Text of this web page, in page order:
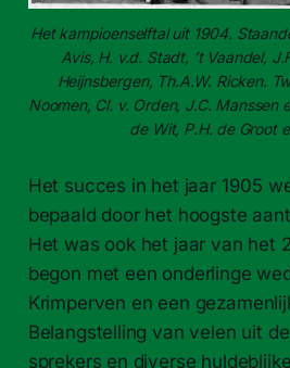
Het kampioenselftal uit 1904.
Avis, H. v.d. Stadt, ’t Vaandel,
Heijnsbergen, Th.A.W. Ricken.
Noomen, Cl. v. Orden, J.C. Manssen
de Wit, P.H. de Groot
Het succes in het jaar 1905
bepaald door het hoogste
Het was ook het jaar van het
begon met een onderlinge
Krimperven en een
Belangstelling van velen uit
sprekers en diverse